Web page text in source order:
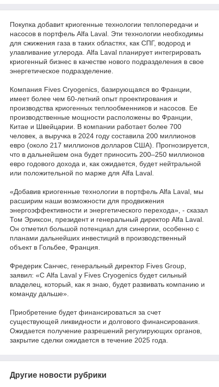
Покупка добавит криогенные технологии теплопередачи и
насосов в портфель Alfa Laval. Эти технологии необходимы
для сжижения газа в таких областях, как СПГ, водород и
улавливание углерода. Alfa Laval планирует интегрировать
криогенный бизнес в качестве нового подразделения в свое
энергетическое подразделение.
Компания Fives Cryogenics, базирующаяся во Франции,
имеет более чем 60-летний опыт проектирования и
производства криогенных теплообменников и насосов. Ее
производственные мощности расположены во Франции,
Китае и Швейцарии. В компании работает более 700
человек, а выручка в 2024 году составила 200 миллионов
евро (около 217 миллионов долларов США). Прогнозируется,
что в дальнейшем она будет приносить 200–250 миллионов
евро годового дохода и, как ожидается, будет нейтральной
или положительной по марже для Alfa Laval.
«Добавив криогенные технологии в портфель Alfa Laval, мы
расширим наши возможности для продвижения
энергоэффективности и энергетического перехода», - сказал
Том Эриксон, президент и генеральный директор Alfa Laval.
Он отметил большой потенциал для синергии, особенно с
планами дальнейших инвестиций в производственный
объект в Гольбее, Франция.
Фредерик Санчес, генеральный директор Fives Group,
заявил: «С Alfa Laval у Fives Cryogenics будет сильный
владелец, который, как я знаю, будет развивать компанию и
команду дальше».
Приобретение будет финансироваться за счет
существующей ликвидности и долгового финансирования.
Ожидается получение разрешений регулирующих органов,
закрытие сделки ожидается в течение 2025 года.
Другие новости рубрики